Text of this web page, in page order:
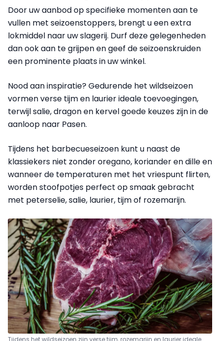
Door uw aanbod op specifieke momenten aan te
vullen met seizoenstoppers, brengt u een extra
lokmiddel naar uw slagerij. Durf deze gelegenheden
dan ook aan te grijpen en geef de seizoenskruiden
een prominente plaats in uw winkel.
Nood aan inspiratie? Gedurende het wildseizoen
vormen verse tijm en laurier ideale toevoegingen,
terwijl salie, dragon en kervel goede keuzes zijn in de
aanloop naar Pasen.
Tijdens het barbecueseizoen kunt u naast de
klassiekers niet zonder oregano, koriander en dille en
wanneer de temperaturen met het vriespunt flirten,
worden stoofpotjes perfect op smaak gebracht
met peterselie, salie, laurier, tijm of rozemarijn.
Tijdens het wildseizoen zijn verse tijm, rozemarijn en laurier ideale